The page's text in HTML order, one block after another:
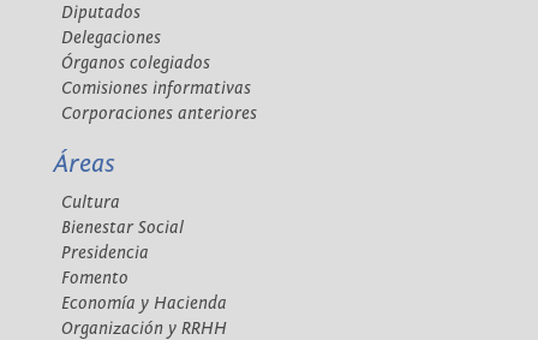
Diputados
Delegaciones
Órganos colegiados
Comisiones informativas
Corporaciones anteriores
Áreas
Cultura
Bienestar Social
Presidencia
Fomento
Economía y Hacienda
Organización y RRHH